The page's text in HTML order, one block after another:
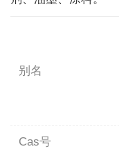
别名
Cas号